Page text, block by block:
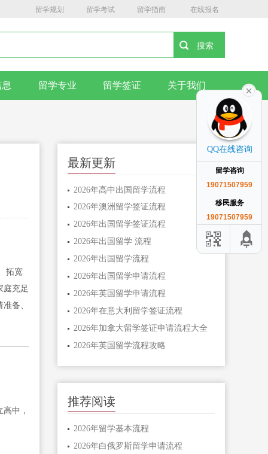
留学规划 留学考试 留学指南 在线报名
留学专业 留学签证 关于我们
拓宽
庭充足
备、
中，
最新更新
2026年高中出国留学流程
2026年澳洲留学签证流程
2026年出国留学签证流程
2026年出国留学 流程
2026年出国留学流程
2026年出国留学申请流程
2026年英国留学申请流程
2026年在意大利留学签证流程
2026年加拿大留学签证申请流程大全
2026年英国留学流程攻略
推荐阅读
2026年留学基本流程
2026年白俄罗斯留学申请流程
QQ在线咨询
留学咨询
19071507959
移民服务
19071507959